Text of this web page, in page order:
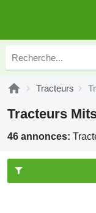
Tracteurs
Tracteurs
46 annonces: